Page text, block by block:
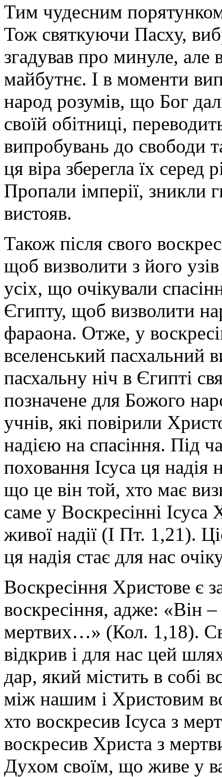
Тим чудесним
Тож святкуючи Пасху,
згадував про минуле, але
майбутнє. І в моменти
народ розумів, що Бог
своїй обітниці,
випробувань до свободи
ця віра зберегла їх серед
Пропали імперії, зникли
вистояв.
Також після свого
щоб визволити з його
усіх, що очікували
Єгипту, щоб визволити
фараона. Отже, у
вселенський пасхальний
пасхальну ніч в Єгипті
позначене для Божого
учнів, які повірили
надією на спасіння. Під
поховання Ісуса ця надія
що це він той, хто має
саме у Воскресінні Ісуса
живої надії (І Пт. 1,21).
ця надія стає для нас
Воскресіння Христове є
воскресіння, адже: «Він
мертвих…» (Кол. 1,18).
відкрив і для нас цей
дар, який містить в собі
між нашим і Христовим
хто воскресив Ісуса з
воскресив Христа з
Духом своїм, що живе у